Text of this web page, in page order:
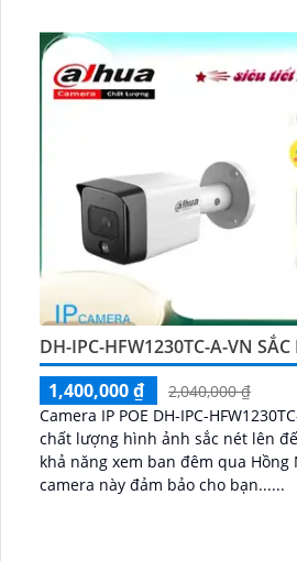
DH-IPC-HFW1230TC-A-VN
1,400,000 ₫
2,040,000 ₫
Camera IP POE DH-IPC-
chất lượng hình ảnh sắc nét lên đến
khả năng xem ban đêm qua Hồng
camera này đảm bảo cho bạn......